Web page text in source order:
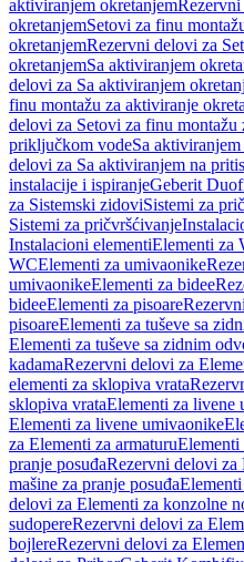
aktiviranjem okretanjem
okretanjemSetovi za finu
okretanjemRezervni delovi za
okretanjemSa aktiviranjem
delovi za Sa aktiviranjem
finu montažu za aktiviranje
delovi za Setovi za finu
priključkom vodeSa
delovi za Sa aktiviranjem na
instalacije i ispiranjeGeberit
za Sistemski zidoviSistemi za
Sistemi za pričvršćivanje
Instalacioni elementiElementi za
WCElementi za umivaonike
umivaonikeElementi za bidee
bideeElementi za pisoare
pisoareElementi za tuševe sa
Elementi za tuševe sa zidnim
kadamaRezervni delovi za
elementi za sklopiva vrata
sklopiva vrataElementi za livene
Elementi za livene umivaonike
za Elementi za armaturuElementi
pranje posuđaRezervni delovi za
mašine za pranje posuđa
delovi za Elementi za konzolne
sudopereRezervni delovi za
bojlereRezervni delovi za